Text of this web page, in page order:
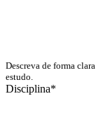
Descreva de forma
estudo.
Disciplina*